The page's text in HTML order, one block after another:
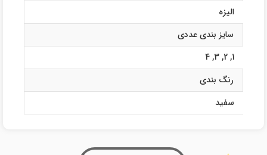
الیزه
سایز بندی عددی
1
,
2
,
3
,
4
رنگ بندی
سفید